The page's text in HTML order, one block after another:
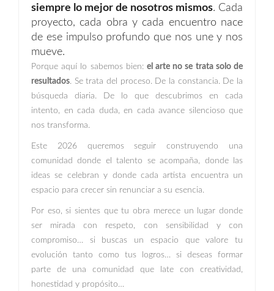
siempre lo mejor de nosotros mismos. Cada
proyecto, cada obra y cada encuentro nace
de ese impulso profundo que nos une y nos
mueve.
Porque aquí lo sabemos bien: el arte no se trata solo de
resultados. Se trata del proceso. De la constancia. De la
búsqueda diaria. De lo que descubrimos en cada
intento, en cada duda, en cada avance silencioso que
nos transforma.
Este 2026 queremos seguir construyendo una
comunidad donde el talento se acompaña, donde las
ideas se celebran y donde cada artista encuentra un
espacio para crecer sin renunciar a su esencia.
Por eso, si sientes que tu obra merece un lugar donde
ser mirada con respeto, con sensibilidad y con
compromiso… si buscas un espacio que valore tu
evolución tanto como tus logros… si deseas formar
parte de una comunidad que late con creatividad,
honestidad y propósito…